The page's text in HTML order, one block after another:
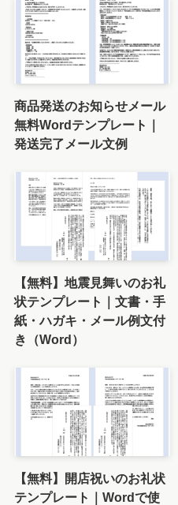
商品発送のお知らせメール
無料Wordテンプレート｜
発送完了メール文例
【無料】地震見舞いのお礼
状テンプレート｜文書・手
紙・ハガキ・メール例文付
き（Word）
【無料】開店祝いのお礼状
テンプレート｜Wordで使